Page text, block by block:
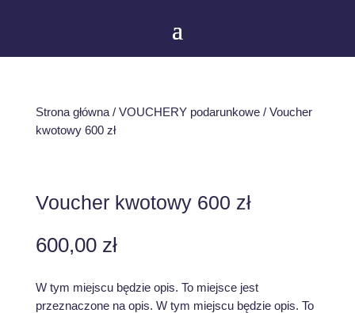
Strona główna/ VOUCHERY podarunkowe/ Voucher
kwotowy 600 zł
Voucher kwotowy 600 zł
600,00 zł
W tym miejscu będzie opis. To miejsce jest
przeznaczone na opis. W tym miejscu będzie opis. To